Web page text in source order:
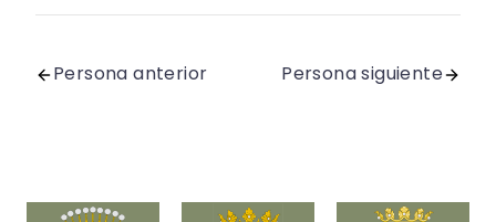
Persona anterior Persona siguiente